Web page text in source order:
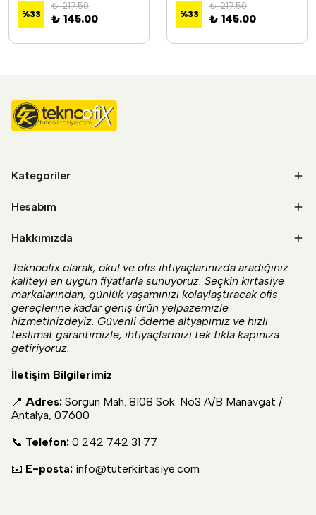
%33
₺ 217.50
₺ 145.00 %33
₺ 217.50
₺ 145.00
Kategoriler
Hesabım
Hakkımızda
Teknoofix olarak, okul ve ofis ihtiyaçlarınızda aradığınız
kaliteyi en uygun fiyatlarla sunuyoruz. Seçkin kırtasiye
markalarından, günlük yaşamınızı kolaylaştıracak ofis
gereçlerine kadar geniş ürün yelpazemizle
hizmetinizdeyiz. Güvenli ödeme altyapımız ve hızlı
teslimat garantimizle, ihtiyaçlarınızı tek tıkla kapınıza
getiriyoruz.
İletişim Bilgilerimiz
📍 Adres: Sorgun Mah. 8108 Sok. No3 A/B Manavgat /
Antalya, 07600
📞 Telefon: 0 242 742 31 77
📧 E-posta: info@tuterkirtasiye.com